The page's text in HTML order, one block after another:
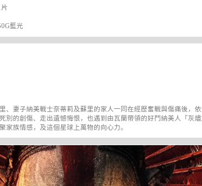
片
藍光
、妻子納美戰士奈蒂莉及蘇里的家人一同在經歷奮戰與傷痛後，
別的創傷、走出遺憾悔恨，也遇到由瓦蘭帶領的好鬥納美人「灰
家族情感，及這個星球上萬物的向心力。